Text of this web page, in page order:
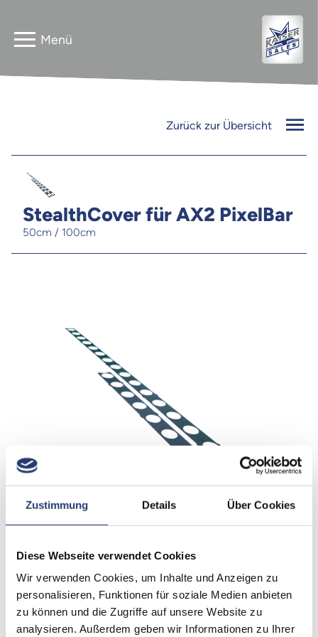
Zustimmung Details Über Cookies
Diese Webseite verwendet Cookies
Wir verwenden Cookies, um Inhalte und Anzeigen zu
personalisieren, Funktionen für soziale Medien anbieten
zu können und die Zugriffe auf unsere Website zu
analysieren. Außerdem geben wir Informationen zu Ihrer
PG3 NEO
FLEXline
Gebrauchtverkauf
Kontakt
Zurück zur Übersicht
StealthCover für AX2 PixelBar
50cm / 100cm
Zum Warenkorb hinzufügen
Artikelnummer: AX2-50-SC / AX2-100-SC